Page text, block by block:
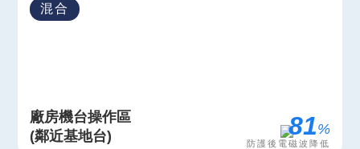
混合
廠房機台操作區
(鄰近基地台)
97%
防護後電磁波降低